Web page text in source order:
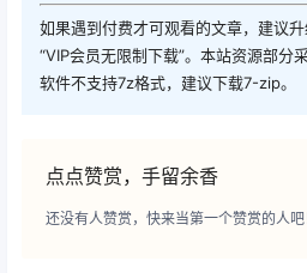
如果遇到付费才可观看的文章，建议升
“VIP会员无限制下载”。本站资源部分
软件不支持7z格式，建议下载7-zip。
点点赞赏，手留余香
还没有人赞赏，快来当第一个赞赏的人吧